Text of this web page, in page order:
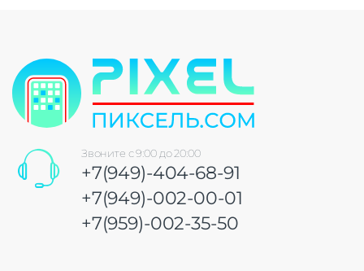
Звоните с 9:00 до 20:00
+7(949)-404-68-91
+7(949)-002-00-01
+7(959)-002-35-50